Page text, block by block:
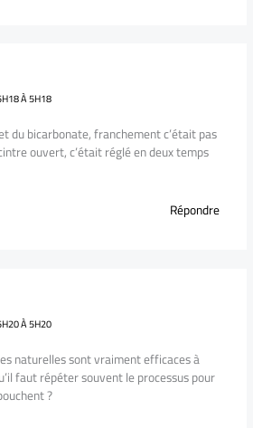
À 5H18
du bicarbonate, franchement c’était pas
ouvert, c’était réglé en deux temps
Répondre
À 5H20
naturelles sont vraiment efficaces à
faut répéter souvent le processus pour
?